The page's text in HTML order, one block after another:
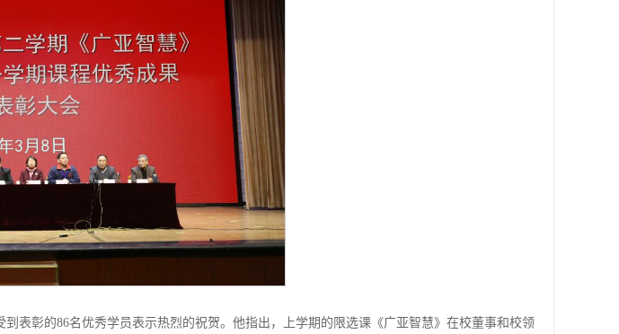
表彰的86名优秀学员表示热烈的祝贺。他指出，上学期的限选课《广亚智慧》在校董事和校领